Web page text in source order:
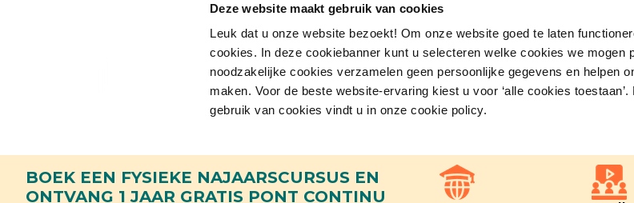
Deze website maakt gebruik van cookies
Leuk dat u onze website bezoekt! Om onze website goed te laten
cookies. In deze cookiebanner kunt u selecteren welke cookies we mogen
noodzakelijke cookies verzamelen geen persoonlijke gegevens en helpen
maken. Voor de beste website-ervaring kiest u voor ‘alle cookies
gebruik van cookies vindt u in onze cookie policy.
Toestemmingsselectie
Noodzakelijk Voorkeuren
Governance
Korting